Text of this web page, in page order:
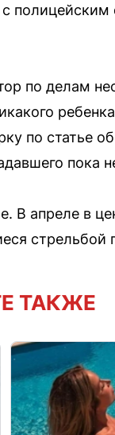
по делам
по статье
пока
В апреле в
стрельбой
ТАКЖЕ